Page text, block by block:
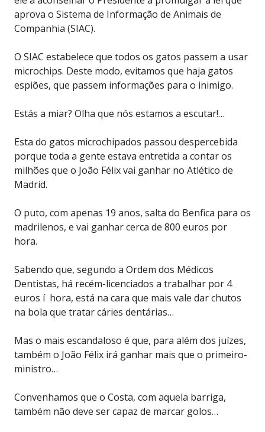
aprova o Sistema de Informação de Animais de
Companhia (SIAC).
O SIAC estabelece que todos os gatos passem a usar
microchips. Deste modo, evitamos que haja gatos
espiões, que passem informações para o inimigo.
Estás a miar? Olha que nós estamos a escutar!…
Esta do gatos microchipados passou despercebida
porque toda a gente estava entretida a contar os
milhões que o João Félix vai ganhar no Atlético de
Madrid.
O puto, com apenas 19 anos, salta do Benfica para os
madrilenos, e vai ganhar cerca de 800 euros por
hora.
Sabendo que, segundo a Ordem dos Médicos
Dentistas, há recém-licenciados a trabalhar por 4
euros í hora, está na cara que mais vale dar chutos
na bola que tratar cáries dentárias…
Mas o mais escandaloso é que, para além dos juízes,
também o João Félix irá ganhar mais que o primeiro-
ministro…
Convenhamos que o Costa, com aquela barriga,
também não deve ser capaz de marcar golos…